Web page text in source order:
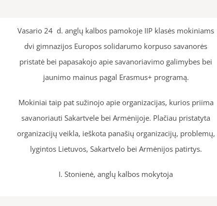
Vasario 24 d. anglų kalbos pamokoje IIP klasės mokiniams
dvi gimnazijos Europos solidarumo korpuso savanorės
pristatė bei papasakojo apie savanoriavimo galimybes bei
jaunimo mainus pagal Erasmus+ programą.
Mokiniai taip pat sužinojo apie organizacijas, kurios priima
savanoriauti Sakartvele bei Armėnijoje. Plačiau pristatyta
organizacijų veikla, ieškota panašių organizacijų, problemų,
lygintos Lietuvos, Sakartvelo bei Armėnijos patirtys.
I. Stonienė, anglų kalbos mokytoja